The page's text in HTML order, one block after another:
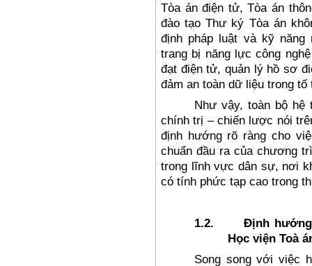
Tòa ánđiện tử, Tòa án
đào tạo Thư ký Tòa án
định pháp luật và kỹ năng
trang bị năng lực công ngh
đạt điện tử, quản lý hồ sơ đi
đảm an toàn dữ liệu trong tố
Như vậy, toàn bộ hệ
chính trị – chiến lược nói
định hướng rõ ràng cho vi
chuẩn đầu ra của chương tr
trong lĩnh vực dân sự, nơi
có tính phức tạp cao trong
1.2.
Định
Học viện Toà
Song song với việc